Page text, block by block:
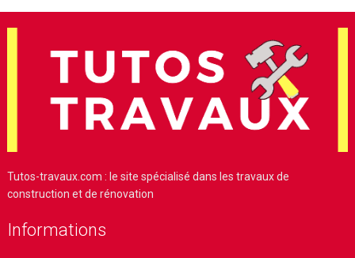
Tutos-travaux.com : le site spécialisé dans les travaux de
construction et de rénovation
Informations